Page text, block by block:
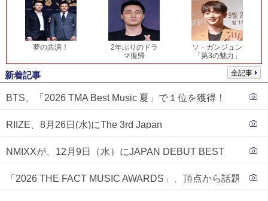
夢の共演！
2年ぶりのドラ
マ復帰
ソ・ガンジュン
「第3の魅力」
全記事
新着記事
BTS、「2026 TMA Best Music 夏」で１位を獲得！
RIIZE、8月26日(水)にThe 3rd Japan
NMIXXが、12月9日（水）にJAPAN DEBUT BEST
「2026 THE FACT MUSIC AWARDS」、頂点から話題